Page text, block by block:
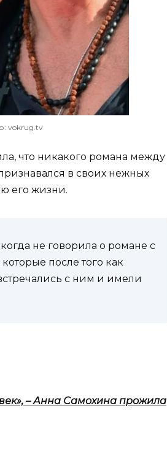
vokrug.tv
что никакого романа между
в своих нежных
его жизни.
не говорила о романе с
после того как
с ним и имели
– Анна Самохина прожила